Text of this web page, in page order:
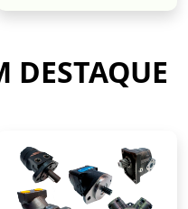
DESTAQUE